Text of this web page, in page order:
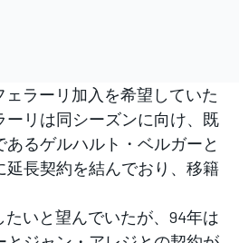
ラーリ加入を希望していた
ーリは同シーズンに向け、既
るゲルハルト・ベルガーと
延長契約を結んでおり、移籍
たいと望んでいたが、94年は